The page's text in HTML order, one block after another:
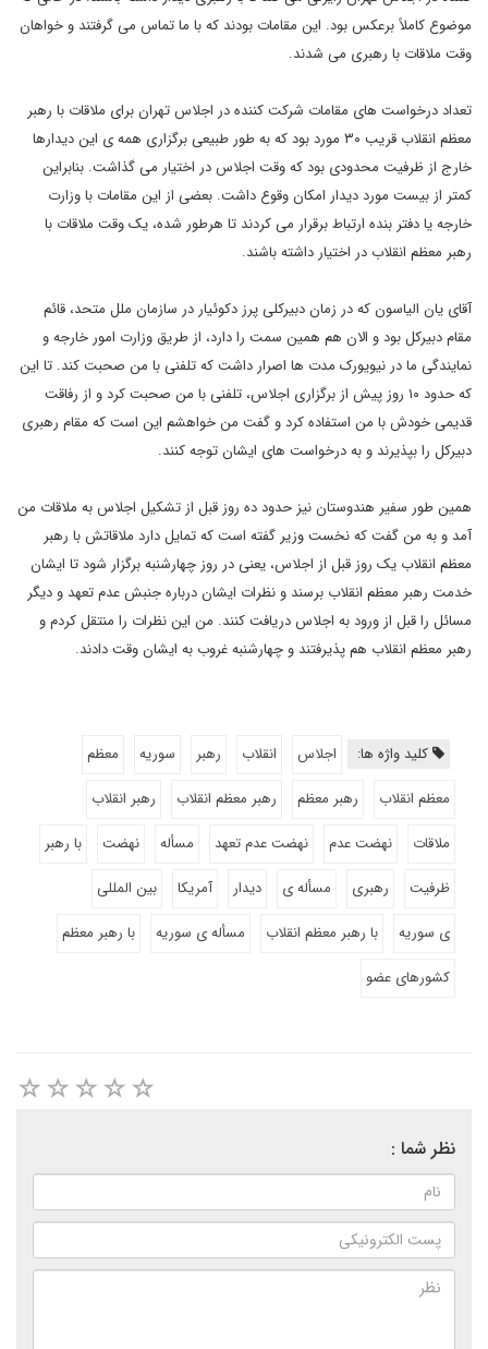
موضوع کاملاً برعکس بود. این مقامات بودند که با ما تماس می گرفتند و خواهان
وقت ملاقات با رهبری می شدند.
تعداد درخواست های مقامات شرکت کننده در اجلاس تهران برای ملاقات با رهبر
معظم انقلاب قریب ۳۰ مورد بود که به طور طبیعی برگزاری همه ی این دیدارها
خارج از ظرفیت محدودی بود که وقت اجلاس در اختیار می گذاشت. بنابراین
کمتر از بیست مورد دیدار امکان وقوع داشت. بعضی از این مقامات با وزارت
خارجه یا دفتر بنده ارتباط برقرار می کردند تا هرطور شده، یک وقت ملاقات با
رهبر معظم انقلاب در اختیار داشته باشند.
آقای یان الیاسون که در زمان دبیرکلی پرز دکوئیار در سازمان ملل متحد، قائم
مقام دبیرکل بود و الان هم همین سمت را دارد، از طریق وزارت امور خارجه و
نمایندگی ما در نیویورک مدت ها اصرار داشت که تلفنی با من صحبت کند. تا این
که حدود ۱۰ روز پیش از برگزاری اجلاس، تلفنی با من صحبت کرد و از رفاقت
قدیمی خودش با من استفاده کرد و گفت من خواهشم این است که مقام رهبری
دبیرکل را بپذیرند و به درخواست های ایشان توجه کنند.
همین طور سفیر هندوستان نیز حدود ده روز قبل از تشکیل اجلاس به ملاقات من
آمد و به من گفت که نخست وزیر گفته است که تمایل دارد ملاقاتش با رهبر
معظم انقلاب یک روز قبل از اجلاس، یعنی در روز چهارشنبه برگزار شود تا ایشان
خدمت رهبر معظم انقلاب برسند و نظرات ایشان درباره جنبش عدم تعهد و دیگر
مسائل را قبل از ورود به اجلاس دریافت کنند. من این نظرات را منتقل کردم و
رهبر معظم انقلاب هم پذیرفتند و چهارشنبه غروب به ایشان وقت دادند.
کلید واژه ها: اجلاس انقلاب رهبر سوریه
معظم
معظم انقلاب
رهبر معظم رهبر معظم انقلاب
رهبر انقلاب
ملاقات
نهضت عدم نهضت عدم تعهد مسأله نهضت
با رهبر
ظرفیت
رهبری مسأله ی دیدار آمریکا
بین المللی
ی سوریه
با رهبر معظم انقلاب مسأله ی سوریه
با رهبر معظم
کشورهای عضو
نظر شما :